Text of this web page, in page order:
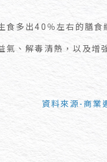
食多出40％左右的膳食
、解毒清熱，以及增
資料來源-商業